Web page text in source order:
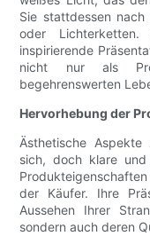
Sie stattdessen
oder
inspirierende
nicht nur als
begehrenswerten
Hervorhebung der
Ästhetische
sich, doch klare und
der Käufer. Ihre
Aussehen Ihrer
sondern auch deren